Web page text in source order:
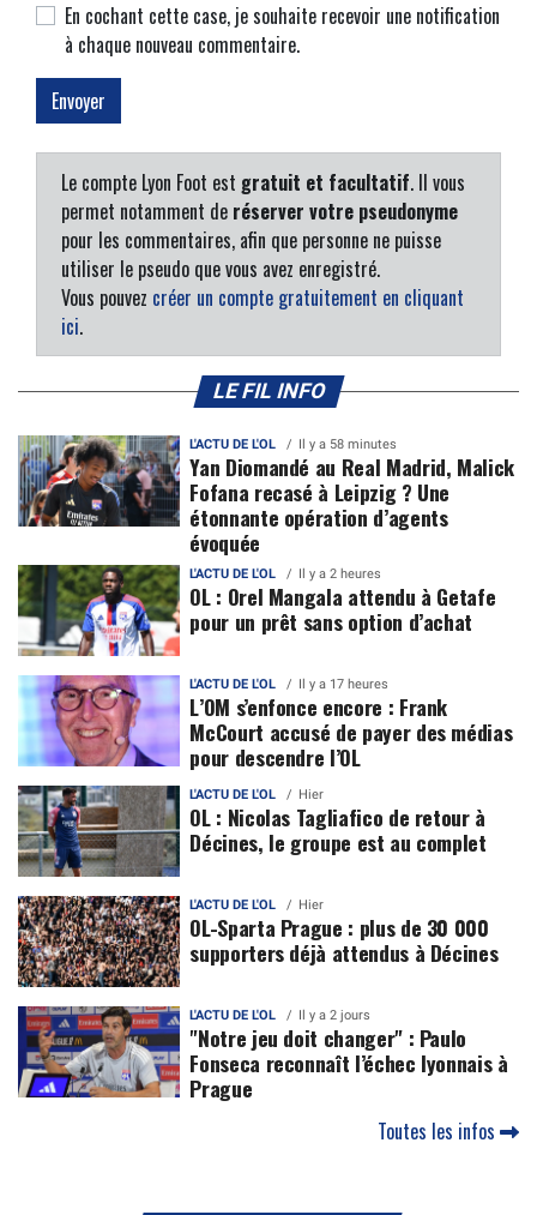
En cochant cette case, je souhaite recevoir une notification
à chaque nouveau commentaire.
Le compte Lyon Foot est gratuit et facultatif. Il vous
permet notamment de réserver votre pseudonyme
pour les commentaires, afin que personne ne puisse
utiliser le pseudo que vous avez enregistré.
Vous pouvez créer un compte gratuitement en cliquant
ici.
LE FIL INFO
L'ACTU DE L'OL Il y a 58 minutes
Yan Diomandé au Real Madrid, Malick
Fofana recasé à Leipzig ? Une
étonnante opération d’agents
évoquée
L'ACTU DE L'OL Il y a 2 heures
OL : Orel Mangala attendu à Getafe
pour un prêt sans option d’achat
L'ACTU DE L'OL Il y a 17 heures
L’OM s’enfonce encore : Frank
McCourt accusé de payer des médias
pour descendre l’OL
L'ACTU DE L'OL Hier
OL : Nicolas Tagliafico de retour à
Décines, le groupe est au complet
L'ACTU DE L'OL Hier
OL-Sparta Prague : plus de 30 000
supporters déjà attendus à Décines
L'ACTU DE L'OL Il y a 2 jours
"Notre jeu doit changer" : Paulo
Fonseca reconnaît l’échec lyonnais à
Prague
Toutes les infos